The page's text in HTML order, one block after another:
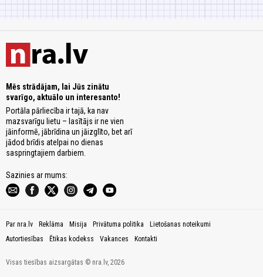
Mēs strādājam, lai Jūs zinātu
svarīgo, aktuālo un interesanto!
Portāla pārliecība ir tajā, ka nav
mazsvarīgu lietu – lasītājs ir ne vien
jāinformē, jābrīdina un jāizglīto, bet arī
jādod brīdis atelpai no dienas
saspringtajiem darbiem.
Sazinies ar mums:
Par nra.lv Reklāma Misija Privātuma politika
Lietošanas noteikumi
Autortiesības
Ētikas kodekss Vakances Kontakti
Visas tiesības aizsargātas © nra.lv, 2026